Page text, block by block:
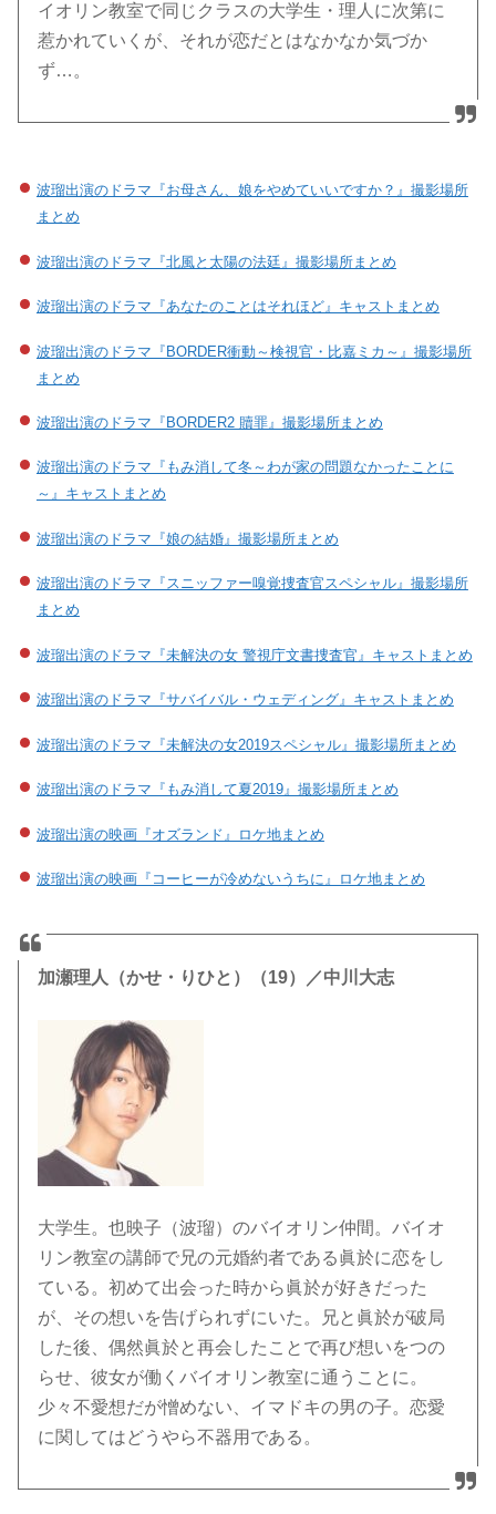
イオリン教室で同じクラスの大学生・理人に次第に
惹かれていくが、それが恋だとはなかなか気づか
ず…。
波瑠出演のドラマ『お母さん、娘をやめていいですか？』撮影場所
まとめ
波瑠出演のドラマ『北風と太陽の法廷』撮影場所まとめ
波瑠出演のドラマ『あなたのことはそれほど』キャストまとめ
波瑠出演のドラマ『BORDER衝動～検視官・比嘉ミカ～』撮影場所
まとめ
波瑠出演のドラマ『BORDER2 贖罪』撮影場所まとめ
波瑠出演のドラマ『もみ消して冬～わが家の問題なかったことに
～』キャストまとめ
波瑠出演のドラマ『娘の結婚』撮影場所まとめ
波瑠出演のドラマ『スニッファー嗅覚捜査官スペシャル』撮影場所
まとめ
波瑠出演のドラマ『未解決の女 警視庁文書捜査官』キャストまとめ
波瑠出演のドラマ『サバイバル・ウェディング』キャストまとめ
波瑠出演のドラマ『未解決の女2019スペシャル』撮影場所まとめ
波瑠出演のドラマ『もみ消して夏2019』撮影場所まとめ
波瑠出演の映画『オズランド』ロケ地まとめ
波瑠出演の映画『コーヒーが冷めないうちに』ロケ地まとめ
加瀬理人（かせ・りひと）（19）／中川大志
大学生。也映子（波瑠）のバイオリン仲間。バイオ
リン教室の講師で兄の元婚約者である眞於に恋をし
ている。初めて出会った時から眞於が好きだった
が、その想いを告げられずにいた。兄と眞於が破局
した後、偶然眞於と再会したことで再び想いをつの
らせ、彼女が働くバイオリン教室に通うことに。
少々不愛想だが憎めない、イマドキの男の子。恋愛
に関してはどうやら不器用である。